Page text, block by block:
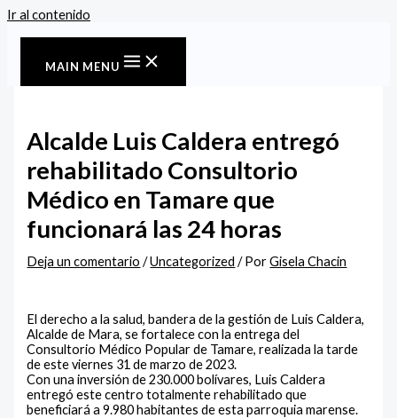
Ir al contenido
MAIN MENU
Alcalde Luis Caldera entregó
rehabilitado Consultorio
Médico en Tamare que
funcionará las 24 horas
Deja un comentario /Uncategorized / PorGisela Chacin
El derecho a la salud, bandera de la gestión de Luis Caldera,
Alcalde de Mara, se fortalece con la entrega del
Consultorio Médico Popular de Tamare, realizada la tarde
de este viernes 31 de marzo de 2023.
Con una inversión de 230.000 bolívares, Luis Caldera
entregó este centro totalmente rehabilitado que
beneficiará a 9.980 habitantes de esta parroquia marense.